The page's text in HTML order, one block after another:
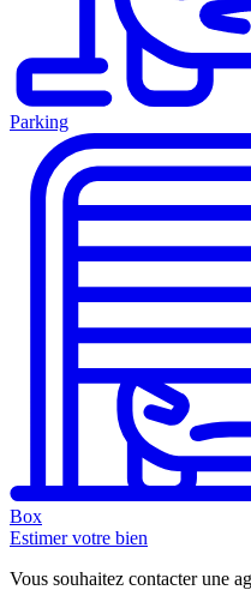
Parking
Box
Estimer votre bien
Vous souhaitez contacter une